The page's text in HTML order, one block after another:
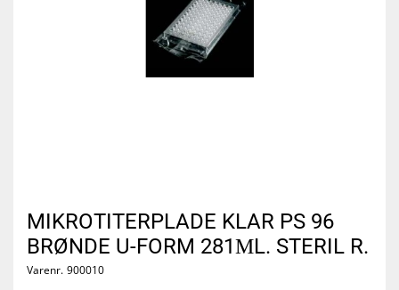
MIKROTITERPLADE KLAR PS 96
BRØNDE U-FORM 281ΜL. STERIL R.
Varenr. 900010